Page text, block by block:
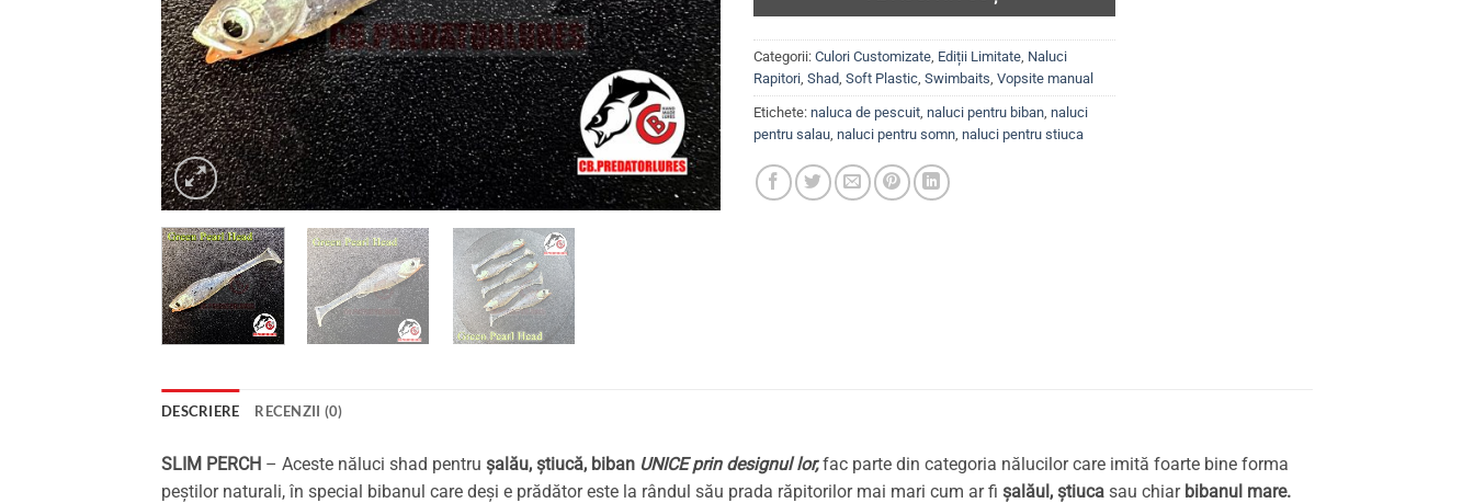
Categorii: Culori Customizate Ediții Limitate Naluci
Rapitori Shad Soft Plastic Swimbaits Vopsite manual
Etichete: naluca de pescuit naluci pentru biban naluci
pentru salau naluci pentru somn naluci pentru stiuca
DESCRIERE RECENZII (0)
SLIM PERCH – Aceste năluci shad pentru șalău, știucă, biban UNICE prin designul lor,fac parte din categoria nălucilor care imită foarte bine forma
peștilor naturali, în special bibanul care deși e prădător este la rândul său prada răpitorilor mai mari cum ar fi șalăul, știuca sau chiarbibanul mare.